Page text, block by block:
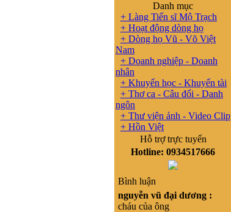
Danh mục
+ Làng Tiến sĩ Mộ Trạch
+ Hoạt động dòng họ
+ Dòng họ Vũ - Võ Việt
Nam
+ Doanh nghiệp - Doanh
nhân
+ Khuyến học - Khuyến tài
+ Thơ ca - Câu đối - Danh
ngôn
+ Thư viện ảnh - Video Clip
+ Hồn Việt
Hỗ trợ trực tuyến
Hotline: 0934517666
Bình luận
nguyễn vũ đại dương :
cháu của ông